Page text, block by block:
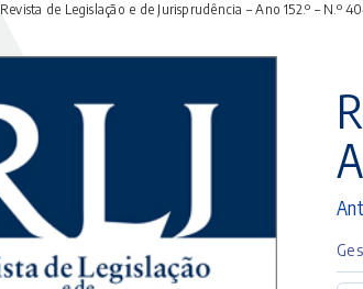
Revista de Legislação e de Jurisprudência – Ano 152.º – N.º